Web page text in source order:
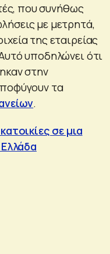
που συνήθως
με μετρητά,
της εταιρείας
υποδηλώνει ότι
στην
τα
.
σε μια